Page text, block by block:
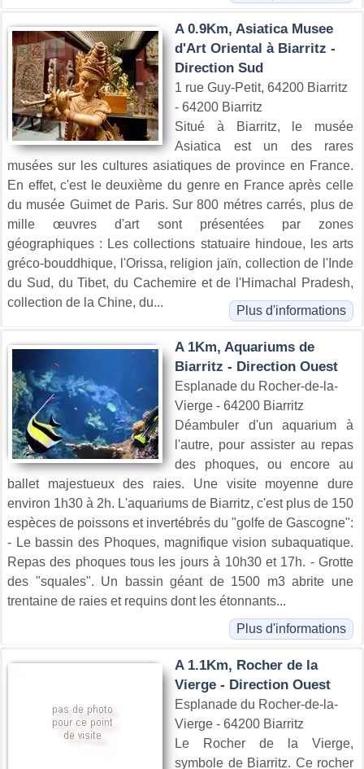
A 0.9Km, Asiatica Musee
d'Art Oriental à Biarritz -
Direction Sud
1 rue Guy-Petit, 64200 Biarritz
- 64200 Biarritz
Situé à Biarritz, le musée
Asiatica est un des rares
musées sur les cultures asiatiques de province en France.
En effet, c'est le deuxième du genre en France après celle
du musée Guimet de Paris. Sur 800 métres carrés, plus de
mille œuvres d'art sont présentées par zones
géographiques : Les collections statuaire hindoue, les arts
gréco-bouddhique, l'Orissa, religion jaïn, collection de l'Inde
du Sud, du Tibet, du Cachemire et de l'Himachal Pradesh,
collection de la Chine, du...
Plus d'informations
A 1Km, Aquariums de
Biarritz - Direction Ouest
Esplanade du Rocher-de-la-
Vierge - 64200 Biarritz
Déambuler d'un aquarium à
l'autre, pour assister au repas
des phoques, ou encore au
ballet majestueux des raies. Une visite moyenne dure
environ 1h30 à 2h. L'aquariums de Biarritz, c'est plus de 150
espèces de poissons et invertébrés du "golfe de Gascogne":
- Le bassin des Phoques, magnifique vision subaquatique.
Repas des phoques tous les jours à 10h30 et 17h. - Grotte
des "squales". Un bassin géant de 1500 m3 abrite une
trentaine de raies et requins dont les étonnants...
Plus d'informations
A 1.1Km, Rocher de la
Vierge - Direction Ouest
Esplanade du Rocher-de-la-
Vierge - 64200 Biarritz
Le Rocher de la Vierge,
symbole de Biarritz. Ce rocher